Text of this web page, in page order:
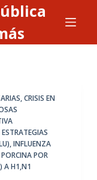
,CRISIS EN
INFLUENZA
POR
A H1,N1